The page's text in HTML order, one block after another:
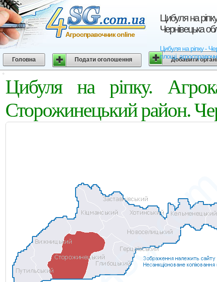
Цибуля на
Чернівецька
Цибуля на ріпку -
площі,
Агросправочник online
Головна Подати оголошення Добавити
Цибуля на ріпку.
Сторожинецький район.